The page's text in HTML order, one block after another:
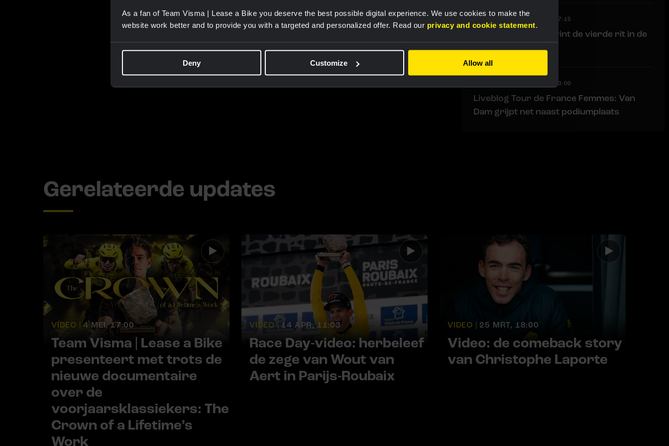
As a fan of Team Visma | Lease a Bike you deserve the best possible digital experience. We use cookies to make the
website work better and to provide you with a targeted and personalized offer. Read our privacy and cookie statement.
Deny Customize Allow all
06 AUGUSTUS, 17:15
Liveblog: Lemmen wint de vierde rit in de
Ronde van Polen!
06 AUGUSTUS, 13:00
Liveblog Tour de France Femmes: Van
Dam grijpt net naast podiumplaats
Gerelateerde updates
VIDEO | 4 MEI, 17:00
Team Visma | Lease a Bike
presenteert met trots de
nieuwe documentaire
over de
voorjaarsklassiekers: The
Crown of a Lifetime’s
Work
VIDEO | 14 APR, 11:03
Race Day-video: herbeleef
de zege van Wout van
Aert in Parijs-Roubaix
VIDEO | 25 MRT, 18:00
Video: de comeback story
van Christophe Laporte